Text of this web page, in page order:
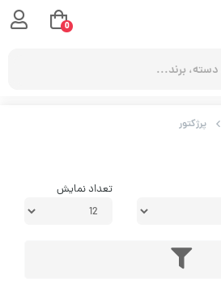
پرژکتور
تعداد نمایش
0